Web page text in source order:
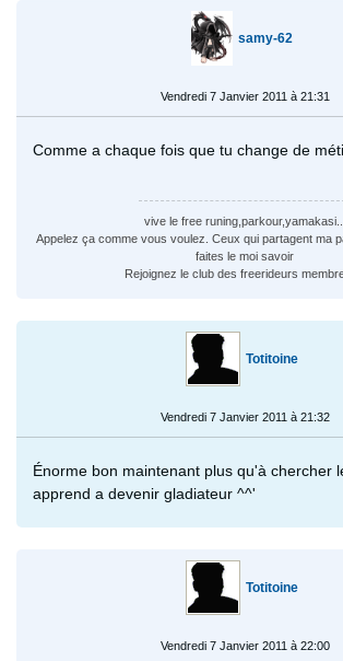
samy-62
Vendredi 7 Janvier 2011 à 21:31
Comme a chaque fois que tu change de
vive le free runing,parkour,yamakasi...
Appelez ça comme vous voulez. Ceux qui partagent ma
faites le moi savoir
Rejoignez le club des freerideurs
Totitoine
Vendredi 7 Janvier 2011 à 21:32
Énorme bon maintenant plus qu'à chercher
apprend a devenir gladiateur ^^'
Totitoine
Vendredi 7 Janvier 2011 à 22:00